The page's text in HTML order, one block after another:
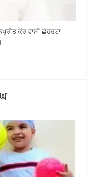
ਕੌਰ ਵਾਸੀ ਛੇਹਰਟਾ